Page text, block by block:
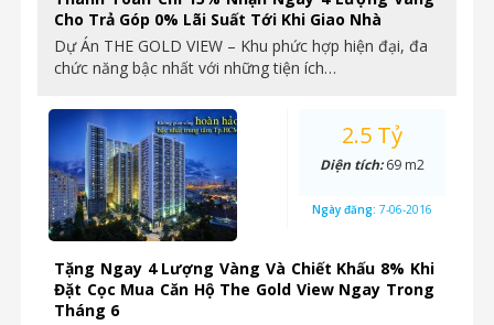
Cho Trả Góp 0% Lãi Suất Tới Khi Giao Nhà
Dự Án THE GOLD VIEW – Khu phức hợp hiện đại, đa
chức năng bậc nhất với những tiện ích…
Tặng Ngay 4 Lượng Vàng Và Chiết Khấu 8% Khi
Đặt Cọc Mua Căn Hộ The Gold View Ngay Trong
Tháng 6
2.5 Tỷ
Diện tích:69 m2
Ngày đăng: 7-06-2016